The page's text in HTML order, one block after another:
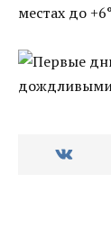
местах до